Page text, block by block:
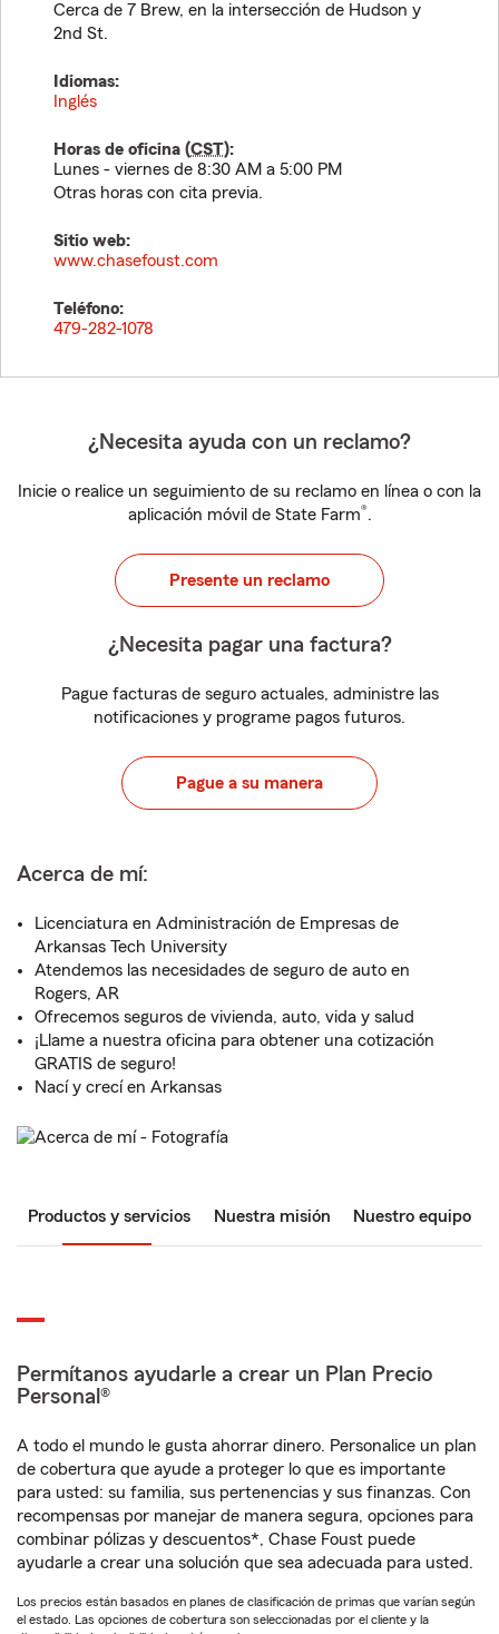
Cerca de 7 Brew, en la intersección de Hudson y
2nd St.
Idiomas:
Inglés
Horas de oficina (CST):
Lunes - viernes de 8:30 AM a 5:00 PM
Otras horas con cita previa.
Sitio web:
www.chasefoust.com
Teléfono:
479-282-1078
¿Necesita ayuda con un reclamo?
Inicie o realice un seguimiento de su reclamo en línea o con la
aplicación móvil de State Farm®.
Presente un reclamo
¿Necesita pagar una factura?
Pague facturas de seguro actuales, administre las
notificaciones y programe pagos futuros.
Pague a su manera
Acerca de mí:
Licenciatura en Administración de Empresas de
Arkansas Tech University
Atendemos las necesidades de seguro de auto en
Rogers, AR
Ofrecemos seguros de vivienda, auto, vida y salud
¡Llame a nuestra oficina para obtener una cotización
GRATIS de seguro!
Nací y crecí en Arkansas
Productos y servicios Nuestra misión Nuestro equipo
Permítanos ayudarle a crear un Plan Precio
Personal®
A todo el mundo le gusta ahorrar dinero. Personalice un plan
de cobertura que ayude a proteger lo que es importante
para usted: su familia, sus pertenencias y sus finanzas. Con
recompensas por manejar de manera segura, opciones para
combinar pólizas y descuentos*, Chase Foust puede
ayudarle a crear una solución que sea adecuada para usted.
Los precios están basados en planes de clasificación de primas que varían según
el estado. Las opciones de cobertura son seleccionadas por el cliente y la